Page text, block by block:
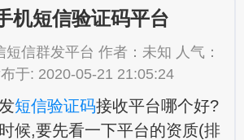
机短信验证码平台
信群发平台 作者：未知 人气：
于: 2020-05-21 21:05:24
短信验证码接收平台哪个好?
候,要先看一下平台的资质(排